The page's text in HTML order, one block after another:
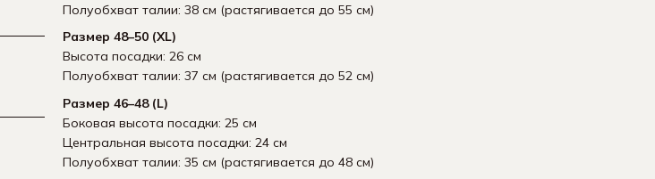
Полуобхват талии: 38 см (растягивается до 55 см)
Размер 48–50 (XL)
Высота посадки: 26 см
Полуобхват талии: 37 см (растягивается до 52 см)
Размер 46–48 (L)
Боковая высота посадки: 25 см
Центральная высота посадки: 24 см
Полуобхват талии: 35 см (растягивается до 48 см)